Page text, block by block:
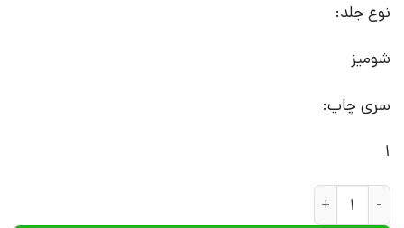
نوع جلد:
شومیز
سری چاپ:
1
کتاب هیولاهای چارلی | انتشارات افراز عدد